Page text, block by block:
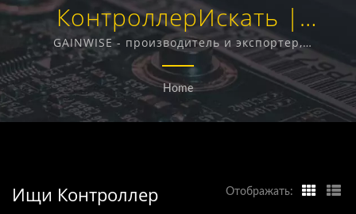
КонтроллерИскать |
Производитель
Телекоммуникационных
Продуктов Из Тайваня |
GAINWISE - производитель и экспортер,
специализирующийся на разработке и
производстве фиксированных беспроводных
терминалов, 4G домофонов, 4G открывателей ворот
и 4G дымовых извещателей.
Home
Ищи Контроллер Отображать: